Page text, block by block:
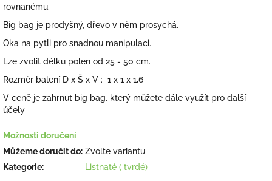
rovnanému.
Big bag je prodyšný, dřevo v něm prosychá.
Oka na pytli pro snadnou manipulaci.
Lze zvolit délku polen od 25 - 50 cm.
Rozměr balení D x Š x V : 1 x 1 x 1,6
V ceně je zahrnut big bag, který můžete dále využít pro další
účely
Možnosti doručení
Můžeme doručit do: Zvolte variantu
Kategorie: Listnaté ( tvrdé)